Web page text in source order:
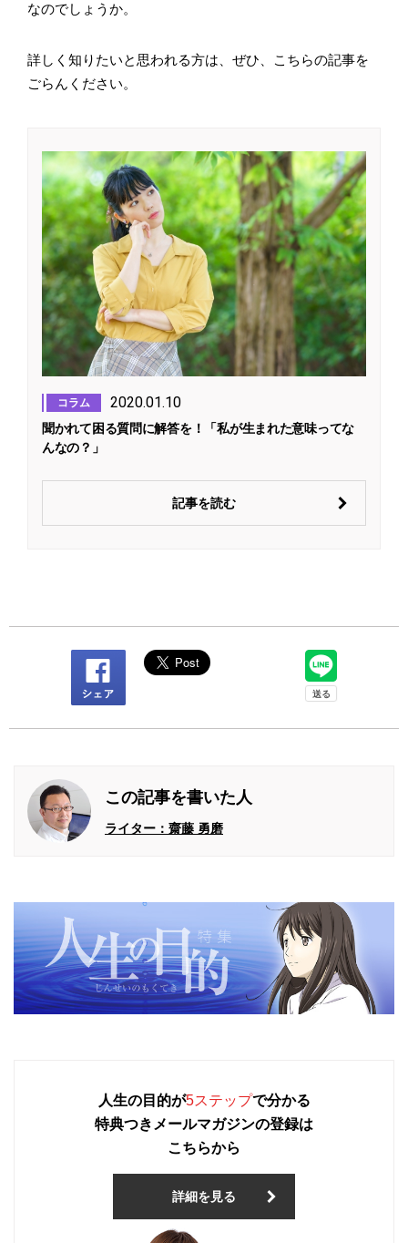
なのでしょうか。
詳しく知りたいと思われる方は、ぜひ、こちらの記事を
ごらんください。
コラム 2020.01.10
聞かれて困る質問に解答を！「私が生まれた意味ってな
んなの？」
記事を読む
この記事を書いた人
ライター：齋藤 勇磨
人生の目的が5ステップで分かる
特典つきメールマガジンの登録は
こちらから
詳細を見る